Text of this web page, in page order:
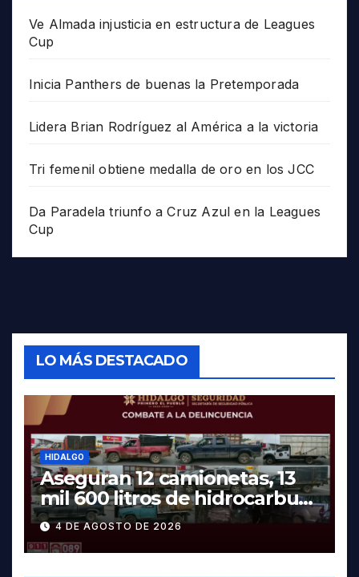
Ve Almada injusticia en estructura de Leagues
Cup
Inicia Panthers de buenas la Pretemporada
Lidera Brian Rodríguez al América a la victoria
Tri femenil obtiene medalla de oro en los JCC
Da Paradela triunfo a Cruz Azul en la Leagues
Cup
LO MÁS DESTACADO
HIDALGO
Aseguran 12 camionetas, 13
mil 600 litros de hidrocarburo
y dos vehículos robados en
Tula
4 DE AGOSTO DE 2026